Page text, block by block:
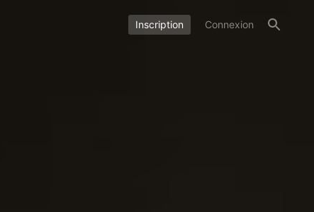
Inscription Connexion